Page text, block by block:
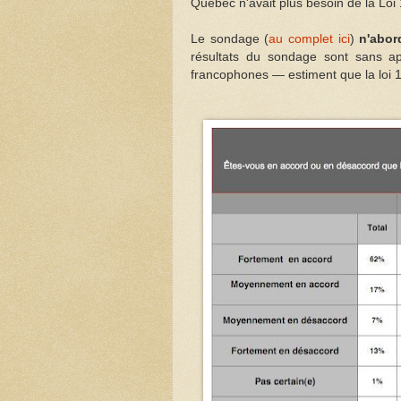
Québec n'avait plus besoin de la Loi
Le sondage (au complet ici)
résultats du sondage sont sans
francophones — estiment que la loi